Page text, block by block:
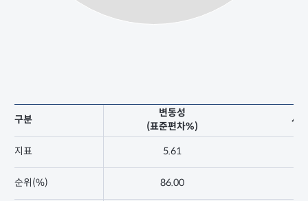
구분
지표
순위(%)
변동성
(표준편차%)
샤
5.61
86.00